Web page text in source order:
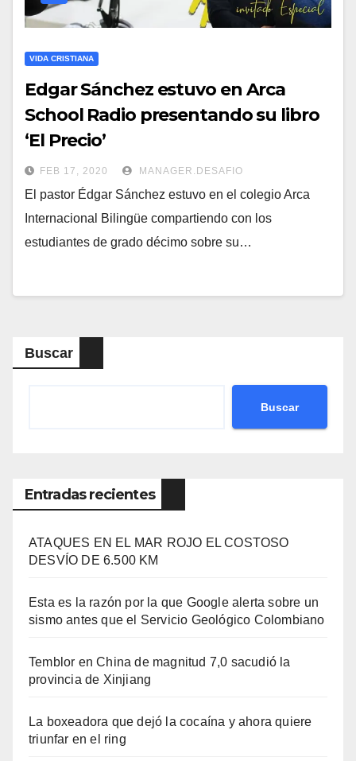
VIDA CRISTIANA
Edgar Sánchez estuvo en Arca
School Radio presentando su libro
‘El Precio’
FEB 17, 2020 MANAGER.DESAFIO
El pastor Édgar Sánchez estuvo en el colegio Arca
Internacional Bilingüe compartiendo con los
estudiantes de grado décimo sobre su…
Buscar
Buscar
Entradas recientes
ATAQUES EN EL MAR ROJO EL COSTOSO
DESVÍO DE 6.500 KM
Esta es la razón por la que Google alerta sobre un
sismo antes que el Servicio Geológico Colombiano
Temblor en China de magnitud 7,0 sacudió la
provincia de Xinjiang
La boxeadora que dejó la cocaína y ahora quiere
triunfar en el ring​